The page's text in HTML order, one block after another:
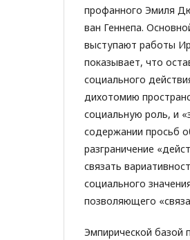
профанного Эмиля
ван Геннепа.
выступают работы
показывает, что
социального
дихотомию
социальную роль, и
содержании просьб
разграничение
связать
социального
позволяющего
Эмпирической базой